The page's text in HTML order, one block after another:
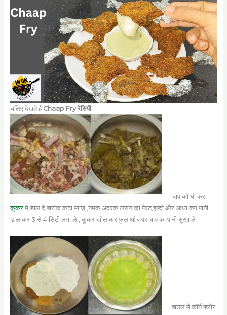
चलिए देखते है Chaap Fryरेसिपी
चाप को धो कर
कूकरमें डाल दे बारीक कटा प्याज़ ,नमक अदरक लसन का पेस्ट,हल्दी और आधा कप पानी
डाल कर 3 से 4 सिटी लगा ले , कूकर खोल कर फुल आंच पर चाप का पानी सुखा ले |
बाउल में कॉर्न फ्लौर